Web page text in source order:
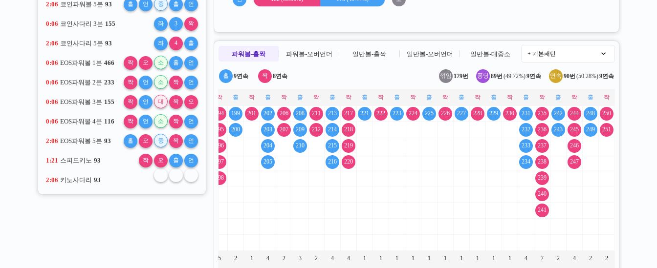
2:06 코인파워볼 5분 93 홀 언 중 홀 언
0:06 코인사다리 3분 155 좌 3 짝
2:06 코인사다리 5분 93 좌 4 홀
0:06 EOS파워볼 1분 466 짝 오 소 홀 언
0:06 EOS파워볼 2분 233 짝 언 소 짝 언
0:06 EOS파워볼 3분 155 짝 언 대 짝 오
0:06 EOS파워볼 4분 116 짝 언 소 짝 언
2:06 EOS파워볼 5분 93 홀 오 중 짝 언
1:21 스피드키노 93 짝 오 홀 언
2:06 키노사다리 93